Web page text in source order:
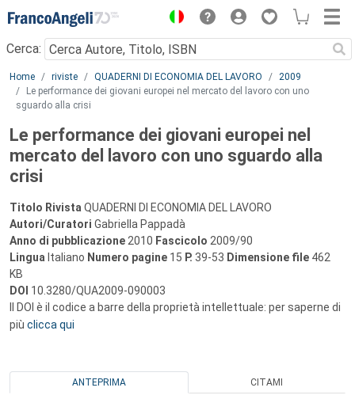
Menu
Cerca:
Main content
Home riviste QUADERNI DI ECONOMIA DEL LAVORO
2009
Le performance dei giovani europei nel mercato del lavoro con uno
sguardo alla crisi
Le performance dei giovani europei nel
mercato del lavoro con uno sguardo alla
crisi
Titolo Rivista QUADERNI DI ECONOMIA DEL LAVORO
Autori/Curatori Gabriella Pappadà
Anno di pubblicazione 2010 Fascicolo 2009/90
Lingua Italiano Numero pagine 15 P. 39-53 Dimensione file 462
KB
DOI 10.3280/QUA2009-090003
Il DOI è il codice a barre della proprietà intellettuale: per saperne di
più clicca qui
ANTEPRIMA CITAMI